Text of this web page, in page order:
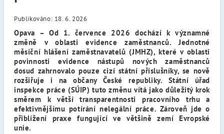
Publikováno: 18. 6. 2026
Opava – Od 1. července 2026 dochází k významné
změně v oblasti evidence zaměstnanců. Jednotné
měsíční hlášení zaměstnavatelů (JMHZ), které v oblasti
povinnosti evidence nástupů nových zaměstnanců
dosud zahrnovalo pouze cizí státní příslušníky, se nově
rozšiřuje i na občany České republiky. Státní úřad
inspekce práce (SÚIP) tuto změnu vítá jako důležitý krok
směrem k větší transparentnosti pracovního trhu a
efektivnějšímu potírání nelegální práce. Zároveň jde o
přiblížení praxe fungující ve většině zemí Evropské
unie.